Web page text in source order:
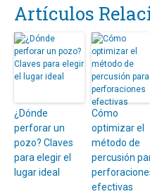
Artículos
¿Dónde
perforar un
pozo? Claves
para elegir el
lugar ideal
Cómo
optimizar el
método de
percusión
efectivas